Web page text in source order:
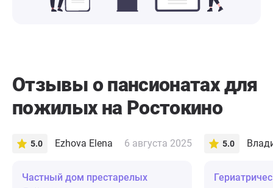
Отзывы о пансионатах для
пожилых на Ростокино
5.0 Ezhova Elena 6 августа 2025
Частный дом престарелых
5.0